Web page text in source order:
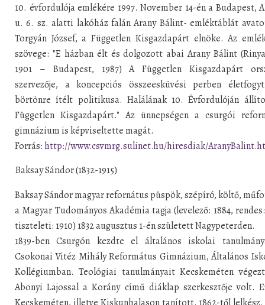
10. évfordulója emlékére 1997. November 14-én a Budapest,
u. 6. sz. alatti lakóház falán Arany Bálint- emléktáblát
Torgyán József, a Független Kisgazdapárt elnöke. Az
szövege: "E házban élt és dolgozott abai Arany Bálint
1901 – Budapest, 1987) A Független Kisgazdapárt
szervezője, a koncepciós összeesküvési perben
börtönre ítélt politikusa. Halálának 10. Évfordulóján
Független Kisgazdapárt." Az ünnepségen a csurgói
gimnázium is képviseltette magát.
Forrás: http://www.csvmrg.sulinet.hu/hiresdiak/
Baksay Sándor (1832-1915)
Baksay Sándor magyar refornátus püspök, szépíró, költő,
a Magyar Tudományos Akadémia tagja (levelező: 1884,
tiszteleti: 1910) 1832 augusztus 1-én született Nagypeterden.
1839-ben Csurgón kezdte el általános iskolai
Csokonai Vitéz Mihály Református Gimnázium, Általános
Kollégiumban. Teológiai tanulmányait Kecskeméten
Abonyi Lajossal a Korány című diáklap szerkesztője volt.